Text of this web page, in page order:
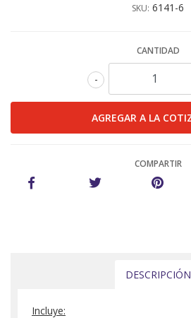
SKU: 6141-6
CANTIDAD
-
COMPARTIR
DESCRIPCIÓN
Incluye: